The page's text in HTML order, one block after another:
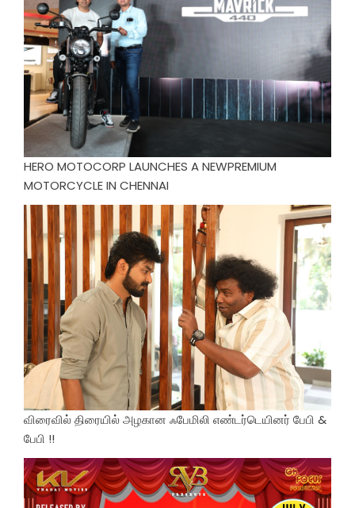
HERO MOTOCORP LAUNCHES A NEWPREMIUM
MOTORCYCLE IN CHENNAI
விரைவில் திரையில் அழகான ஃபேமிலி எண்டர்டெயினர் பேபி &
பேபி !!